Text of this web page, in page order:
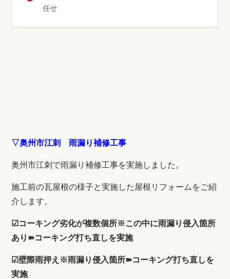
▽奥州市江刺 雨漏り補修工事
奥州市江刺で雨漏り補修工事を実施しました。
施工前の瓦屋根の様子と実施した屋根リフォームをご紹
介します。
☑コーキング劣化が複数個所※この中に雨漏り侵入箇所
あり➽コーキング打ち直しを実施
☑壁際雨押え※雨漏り侵入箇所➽コーキング打ち直しを
実施